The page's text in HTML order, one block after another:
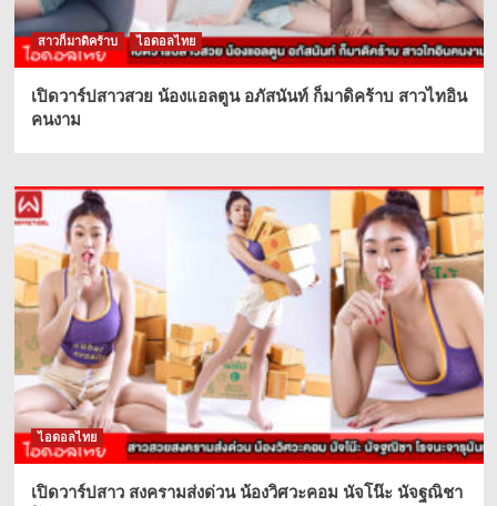
สาวก็มาดิคร้าบ ไอดอลไทย
เปิดวาร์ปสาวสวย น้องแอลตูน อภัสนันท์ ก็มาดิคร้าบ สาวไทอิน
คนงาม
ไอดอลไทย
เปิดวาร์ปสาว สงครามส่งด่วน น้องวิศวะคอม นัจโน๊ะ นัจฐณิชา